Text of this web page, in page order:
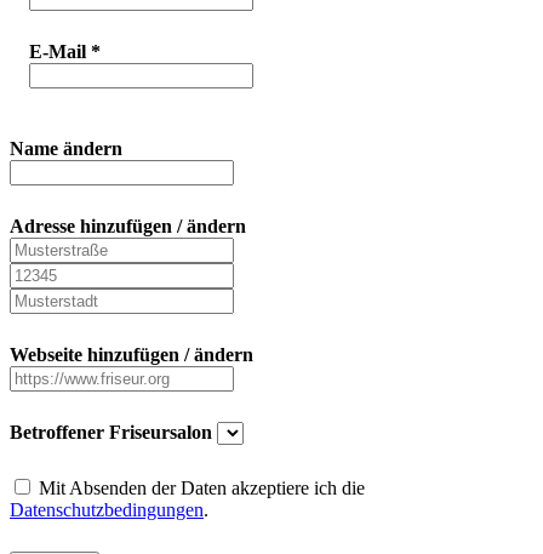
E-Mail *
Name ändern
Adresse hinzufügen / ändern
Webseite hinzufügen / ändern
Betroffener Friseursalon
Mit Absenden der Daten akzeptiere ich die
Datenschutzbedingungen.